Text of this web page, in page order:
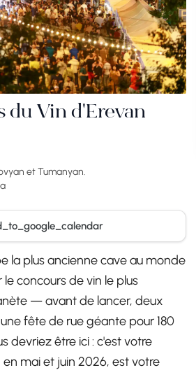
du Vin d'Erevan
et Tumanyan.
la plus ancienne cave au monde
concours de vin le plus
— avant de lancer, deux
fête de rue géante pour 180
devriez être ici : c'est votre
en mai et juin 2026, est votre